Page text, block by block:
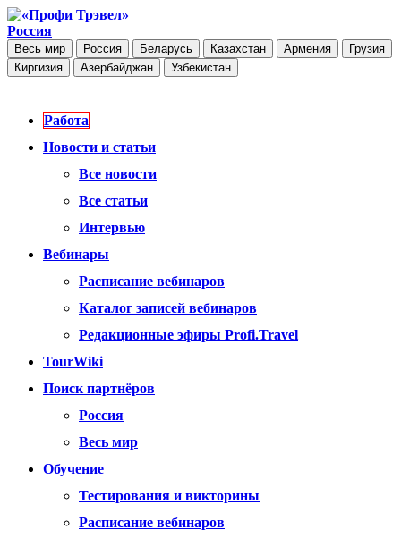
Россия
Весь мир Россия Беларусь Казахстан Армения
Грузия
Киргизия
Азербайджан Узбекистан
Работа
Новости и статьи
Все новости
Все статьи
Интервью
Вебинары
Расписание вебинаров
Каталог записей вебинаров
Редакционные эфиры Profi.Travel
TourWiki
Поиск партнёров
Россия
Весь мир
Обучение
Тестирования и викторины
Расписание вебинаров